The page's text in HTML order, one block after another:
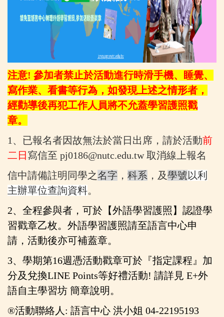
注意! 參加者禁止於活動進行時滑手機、睡覺、
寫作業、看書等行為，如發現上述之情形者，
經勸導後再犯工作人員將不允蓋學習護照戳
章。
1 、已報名者因故無法於當日出席，請於活動前
二 日 寫信至 pj0186@nutc.edu.tw 取消線上報名
信中請備註明同學之名字 ， 科系 ，及學號以利
主辦單位查詢資料。
2、全程參與者，可於【外語學習護照】認證學
習戳章乙枚。外語學習護照請至語言中心申
請，活動後亦可補蓋章。
3、學期第16週憑活動戳章可於『指定課程』加
分及兌換LINE Points等好禮活動! 請詳見 E+外
語自主學習坊 簡章說明。
®活動聯絡人: 語言中心 洪小姐 04-22195193